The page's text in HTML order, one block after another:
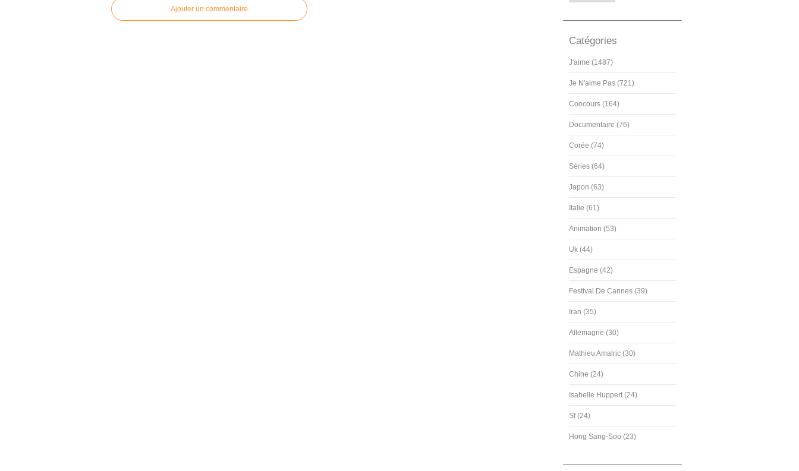
Ajouter un commentaire
Catégories
J'aime (1487)
Je N'aime Pas (721)
Concours (164)
Documentaire (76)
Corée (74)
Séries (64)
Japon (63)
Italie (61)
Animation (53)
Uk (44)
Espagne (42)
Festival De Cannes (39)
Iran (35)
Allemagne (30)
Mathieu Amalric (30)
Chine (24)
Isabelle Huppert (24)
Sf (24)
Hong Sang-Soo (23)